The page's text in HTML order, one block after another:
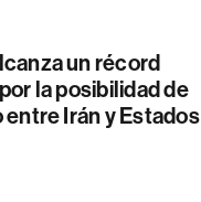
un récord
la posibilidad de
Irán y Estados